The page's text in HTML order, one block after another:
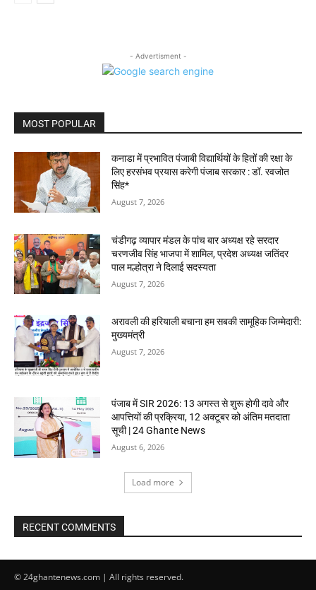
- Advertisment -
MOST POPULAR
कनाडा में प्रभावित पंजाबी विद्यार्थियों के हितों की रक्षा के
लिए हरसंभव प्रयास करेगी पंजाब सरकार : डॉ. रवजोत
सिंह*
August 7, 2026
चंडीगढ़ व्यापार मंडल के पांच बार अध्यक्ष रहे सरदार
चरणजीव सिंह भाजपा में शामिल, प्रदेश अध्यक्ष जतिंदर
पाल मल्होत्रा ने दिलाई सदस्यता
August 7, 2026
अरावली की हरियाली बचाना हम सबकी सामूहिक जिम्मेदारी:
मुख्यमंत्री
August 7, 2026
पंजाब में SIR 2026: 13 अगस्त से शुरू होगी दावे और
आपत्तियों की प्रक्रिया, 12 अक्टूबर को अंतिम मतदाता
सूची | 24 Ghante News
August 6, 2026
Load more
RECENT COMMENTS
© 24ghantenews.com | All rights reserved.